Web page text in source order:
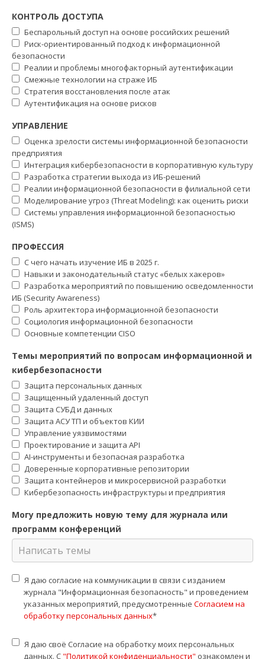
КОНТРОЛЬ ДОСТУПА
Беспарольный доступ на основе российских решений
Риск-ориентированный подход к информационной
безопасности
Реалии и проблемы многофакторный аутентификации
Смежные технологии на страже ИБ
Стратегия восстановления после атак
Аутентификация на основе рисков
УПРАВЛЕНИЕ
Оценка зрелости системы информационной безопасности
предприятия
Интеграция кибербезопасности в корпоративную культуру
Разработка стратегии выхода из ИБ-решений
Реалии информационной безопасности в филиальной сети
Моделирование угроз (Threat Modeling): как оценить риски
Системы управления информационной безопасностью
(ISMS)
ПРОФЕССИЯ
С чего начать изучение ИБ в 2025 г.
Навыки и законодательный статус «белых хакеров»
Разработка мероприятий по повышению осведомленности
ИБ (Security Awareness)
Роль архитектора информационной безопасности
Социология информационной безопасности
Основные компетенции CISO
Темы мероприятий по вопросам информационной и
кибербезопасности
Защита персональных данных
Защищенный удаленный доступ
Защита СУБД и данных
Защита АСУ ТП и объектов КИИ
Управление уязвимостями
Проектирование и защита API
AI-инструменты и безопасная разработка
Доверенные корпоративные репозитории
Защита контейнеров и микросервисной разработки
Кибербезопасность инфраструктуры и предприятия
Могу предложить новую тему для журнала или
программ конференций
Я даю согласие на коммуникации в связи с изданием
журнала "Информационная безопасность" и проведением
указанных мероприятий, предусмотренные Согласием на
обработку персональных данных*
Я даю своё Согласие на обработку моих персональных
данных. С "Политикой конфиденциальности" ознакомлен и